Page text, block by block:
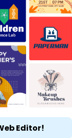
Editor!